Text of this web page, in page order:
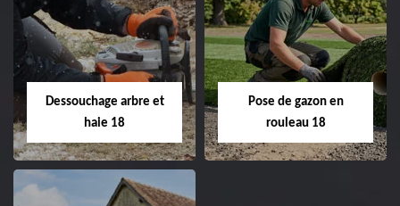
Taille de haie 18
Entreprise taille de haie
18 Cher tel:
02.52.56.49.40
Tonte et réfection
de pelouse 18
Entreprise tonte et
Cher tel: 02.52.56.49.40
Dessouchage arbre et
haie 18
Pose de gazon en
rouleau 18